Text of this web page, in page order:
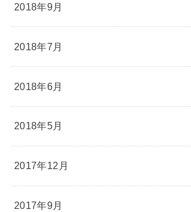
2018年9月
2018年7月
2018年6月
2018年5月
2017年12月
2017年9月